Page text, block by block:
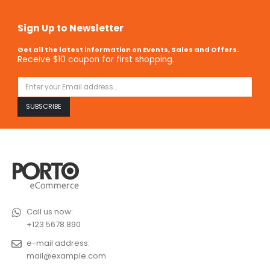
Sign Up to Newsletter
Get all the latest information on Events, Sales and Offers.
Receive $10 coupon for first shopping.
Call us now:
+123 5678 890
e-mail address:
mail@example.com